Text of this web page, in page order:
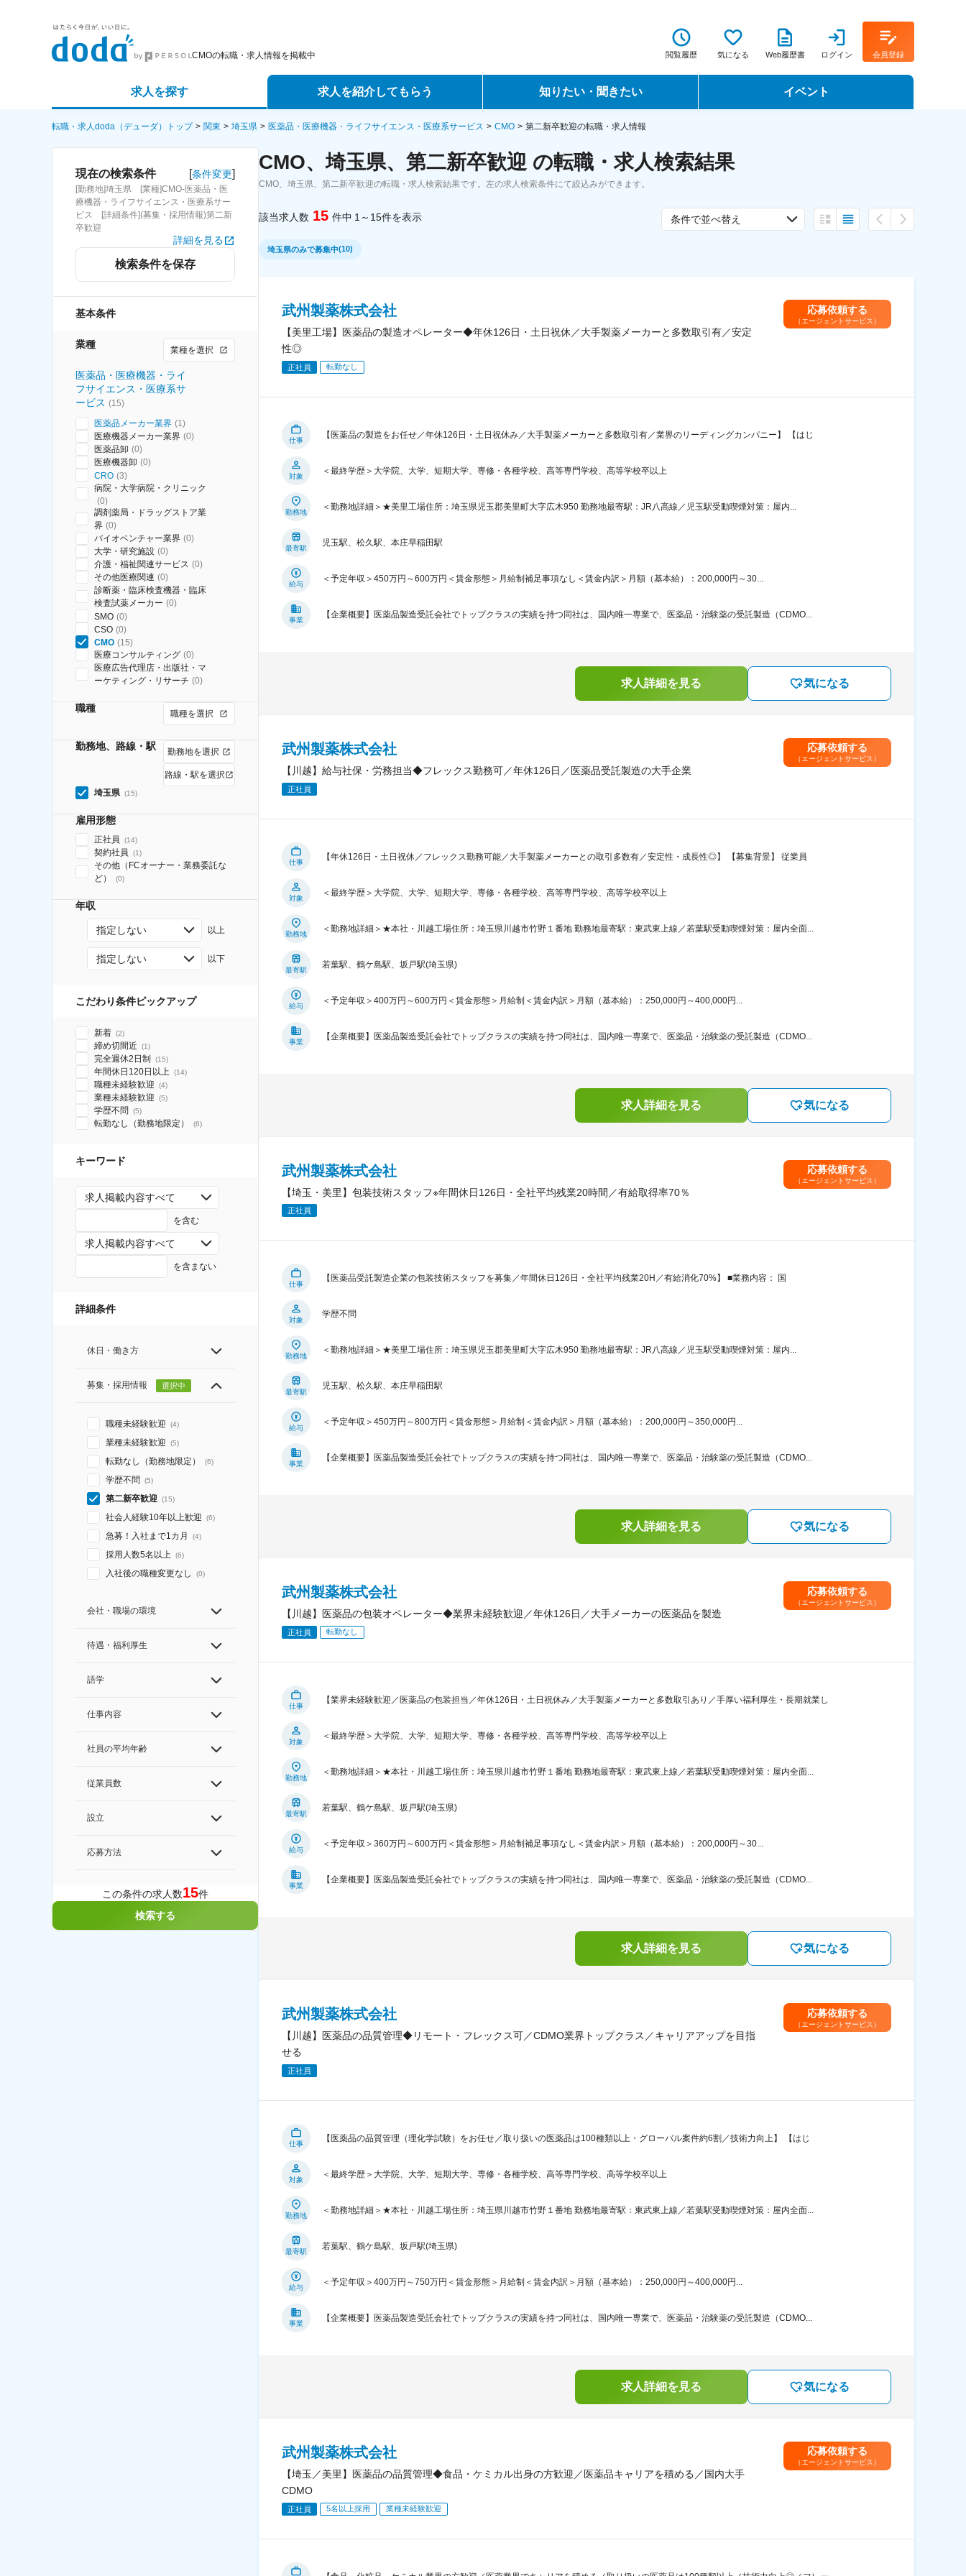
CMOの転職・求人情報を掲載中 閲覧履歴 気になる Web履歴書 ログイン 会員登録
求人を探す
詳細条件から探す
求人特集から探す
求人を紹介してもらう
エージェントサービス
スカウトサービス
知りたい・聞きたい
転職ノウハウ
データで見る転職
イベント
転職フェア
転職・求人doda（デューダ）トップ 関東 埼玉県 医薬品・医療機器・ライフサイエンス・医療系サービス CMO 第二新卒歓迎の転職・求人情報
現在の検索条件 [条件変更]
[勤務地]埼玉県 [業種]CMO-医薬品・医
療機器・ライフサイエンス・医療系サー
ビス [詳細条件](募集・採用情報)第二新
卒歓迎
詳細を見る
検索条件を保存
基本条件
業種 業種を選択
医薬品・医療機器・ライ
フサイエンス・医療系サ
ービス (15)
医薬品メーカー業界 (1)
医療機器メーカー業界 (0)
医薬品卸 (0)
医療機器卸 (0)
CRO (3)
病院・大学病院・クリニック
(0)
調剤薬局・ドラッグストア業
界 (0)
バイオベンチャー業界 (0)
大学・研究施設 (0)
介護・福祉関連サービス (0)
その他医療関連 (0)
診断薬・臨床検査機器・臨床
検査試薬メーカー (0)
SMO (0)
CSO (0)
CMO (15)
医療コンサルティング (0)
医療広告代理店・出版社・マ
ーケティング・リサーチ (0)
職種 職種を選択
勤務地、路線・駅 勤務地を選択
路線・駅を選択
埼玉県 (15)
雇用形態
正社員 (14)
契約社員 (1)
その他（FCオーナー・業務委託な
ど）
(0)
年収
指定しない 以上
指定しない 以下
こだわり条件ピックアップ
新着 (2)
締め切間近 (1)
完全週休2日制 (15)
年間休日120日以上 (14)
職種未経験歓迎 (4)
業種未経験歓迎 (5)
学歴不問 (5)
転勤なし（勤務地限定） (6)
キーワード
求人掲載内容すべて
を含む
求人掲載内容すべて
を含まない
詳細条件
休日・働き方
募集・採用情報 選択中
職種未経験歓迎 (4)
業種未経験歓迎 (5)
転勤なし（勤務地限定） (6)
学歴不問 (5)
第二新卒歓迎 (15)
社会人経験10年以上歓迎 (6)
急募！入社まで1カ月 (4)
採用人数5名以上 (6)
入社後の職種変更なし (0)
会社・職場の環境
待遇・福利厚生
語学
仕事内容
社員の平均年齢
従業員数
設立
応募方法
この条件の求人数15件
検索する
CMO、埼玉県、第二新卒歓迎 の転職・求人検索結果
CMO、埼玉県、第二新卒歓迎の転職・求人検索結果です。左の求人検索条件にて絞込みができます。
該当求人数 15 件中 1～15件を表示 条件で並べ替え
埼玉県のみで募集中(10)
武州製薬株式会社
【美里工場】医薬品の製造オペレーター◆年休126日・土日祝休／大手製薬メーカーと多数取引有／安定
性◎
正社員 転勤なし
応募依頼する
（エージェントサービス）
仕事
【医薬品の製造をお任せ／年休126日・土日祝休み／大手製薬メーカーと多数取引有／業界のリーディングカンパニー】 【はじ
対象
＜最終学歴＞大学院、大学、短期大学、専修・各種学校、高等専門学校、高等学校卒以上
勤務地
＜勤務地詳細＞★美里工場住所：埼玉県児玉郡美里町大字広木950 勤務地最寄駅：JR八高線／児玉駅受動喫煙対策：屋内...
最寄駅
児玉駅、松久駅、本庄早稲田駅
給与
＜予定年収＞450万円～600万円＜賃金形態＞月給制補足事項なし＜賃金内訳＞月額（基本給）：200,000円～30...
事業
【企業概要】医薬品製造受託会社でトップクラスの実績を持つ同社は、国内唯一専業で、医薬品・治験薬の受託製造（CDMO...
求人詳細を見る 気になる
武州製薬株式会社
【川越】給与社保・労務担当◆フレックス勤務可／年休126日／医薬品受託製造の大手企業
正社員
応募依頼する
（エージェントサービス）
仕事
【年休126日・土日祝休／フレックス勤務可能／大手製薬メーカーとの取引多数有／安定性・成長性◎】 【募集背景】 従業員
対象
＜最終学歴＞大学院、大学、短期大学、専修・各種学校、高等専門学校、高等学校卒以上
勤務地
＜勤務地詳細＞★本社・川越工場住所：埼玉県川越市竹野１番地 勤務地最寄駅：東武東上線／若葉駅受動喫煙対策：屋内全面...
最寄駅
若葉駅、鶴ケ島駅、坂戸駅(埼玉県)
給与
＜予定年収＞400万円～600万円＜賃金形態＞月給制＜賃金内訳＞月額（基本給）：250,000円～400,000円...
事業
【企業概要】医薬品製造受託会社でトップクラスの実績を持つ同社は、国内唯一専業で、医薬品・治験薬の受託製造（CDMO...
求人詳細を見る 気になる
武州製薬株式会社
【埼玉・美里】包装技術スタッフ※年間休日126日・全社平均残業20時間／有給取得率70％
正社員
応募依頼する
（エージェントサービス）
仕事
【医薬品受託製造企業の包装技術スタッフを募集／年間休日126日・全社平均残業20H／有給消化70%】 ■業務内容： 国
対象
学歴不問
勤務地
＜勤務地詳細＞★美里工場住所：埼玉県児玉郡美里町大字広木950 勤務地最寄駅：JR八高線／児玉駅受動喫煙対策：屋内...
最寄駅
児玉駅、松久駅、本庄早稲田駅
給与
＜予定年収＞450万円～800万円＜賃金形態＞月給制＜賃金内訳＞月額（基本給）：200,000円～350,000円...
事業
【企業概要】医薬品製造受託会社でトップクラスの実績を持つ同社は、国内唯一専業で、医薬品・治験薬の受託製造（CDMO...
求人詳細を見る 気になる
武州製薬株式会社
【川越】医薬品の包装オペレーター◆業界未経験歓迎／年休126日／大手メーカーの医薬品を製造
正社員 転勤なし
応募依頼する
（エージェントサービス）
仕事
【業界未経験歓迎／医薬品の包装担当／年休126日・土日祝休み／大手製薬メーカーと多数取引あり／手厚い福利厚生・長期就業し
対象
＜最終学歴＞大学院、大学、短期大学、専修・各種学校、高等専門学校、高等学校卒以上
勤務地
＜勤務地詳細＞★本社・川越工場住所：埼玉県川越市竹野１番地 勤務地最寄駅：東武東上線／若葉駅受動喫煙対策：屋内全面...
最寄駅
若葉駅、鶴ケ島駅、坂戸駅(埼玉県)
給与
＜予定年収＞360万円～600万円＜賃金形態＞月給制補足事項なし＜賃金内訳＞月額（基本給）：200,000円～30...
事業
【企業概要】医薬品製造受託会社でトップクラスの実績を持つ同社は、国内唯一専業で、医薬品・治験薬の受託製造（CDMO...
求人詳細を見る 気になる
武州製薬株式会社
【川越】医薬品の品質管理◆リモート・フレックス可／CDMO業界トップクラス／キャリアアップを目指
せる
正社員
応募依頼する
（エージェントサービス）
仕事
【医薬品の品質管理（理化学試験）をお任せ／取り扱いの医薬品は100種類以上・グローバル案件約6割／技術力向上】 【はじ
対象
＜最終学歴＞大学院、大学、短期大学、専修・各種学校、高等専門学校、高等学校卒以上
勤務地
＜勤務地詳細＞★本社・川越工場住所：埼玉県川越市竹野１番地 勤務地最寄駅：東武東上線／若葉駅受動喫煙対策：屋内全面...
最寄駅
若葉駅、鶴ケ島駅、坂戸駅(埼玉県)
給与
＜予定年収＞400万円～750万円＜賃金形態＞月給制＜賃金内訳＞月額（基本給）：250,000円～400,000円...
事業
【企業概要】医薬品製造受託会社でトップクラスの実績を持つ同社は、国内唯一専業で、医薬品・治験薬の受託製造（CDMO...
求人詳細を見る 気になる
武州製薬株式会社
【埼玉／美里】医薬品の品質管理◆食品・ケミカル出身の方歓迎／医薬品キャリアを積める／国内大手
CDMO
正社員 5名以上採用 業種未経験歓迎
応募依頼する
（エージェントサービス）